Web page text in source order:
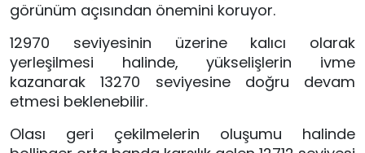
görünüm açısından önemini koruyor.
12970 seviyesinin üzerine kalıcı olarak
yerleşilmesi halinde, yükselişlerin ivme
kazanarak 13270 seviyesine doğru devam
etmesi beklenebilir.
Olası geri çekilmelerin oluşumu halinde